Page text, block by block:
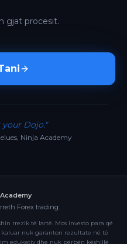
gjat procesit.
your Dojo."
Ninja Academy
Forex trading.
rrezik të lartë. Mos investo para që
nuk garanton rezultate në të
edukativ dhe nuk përbën këshillë